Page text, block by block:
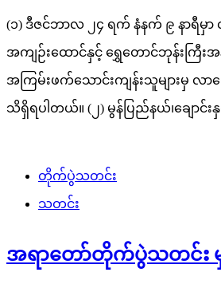
(၁) ဒီဇင်ဘာလ ၂၄ ရက် နံနက် ၉ နာရီမှ
အကျဉ်းထောင်နှင့် ရွှေတောင်ဘုန်းကြီးအ
အကြမ်းဖက်သောင်းကျန်းသူများမှ လာ
သိရှိရပါတယ်။ (၂) မွန်ပြည်နယ်၊ချောင်
တိုက်ပွဲသတင်း
သတင်း
အရာတော်တိုက်ပွဲသတင်း